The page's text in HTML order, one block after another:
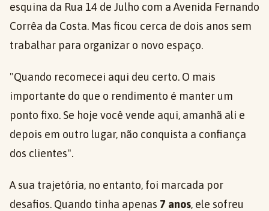
esquina da Rua 14 de Julho com a Avenida Fernando
Corrêa da Costa. Mas ficou cerca de dois anos sem
trabalhar para organizar o novo espaço.
"Quando recomecei aqui deu certo. O mais
importante do que o rendimento é manter um
ponto fixo. Se hoje você vende aqui, amanhã ali e
depois em outro lugar, não conquista a confiança
dos clientes".
A sua trajetória, no entanto, foi marcada por
desafios. Quando tinha apenas 7 anos, ele sofreu